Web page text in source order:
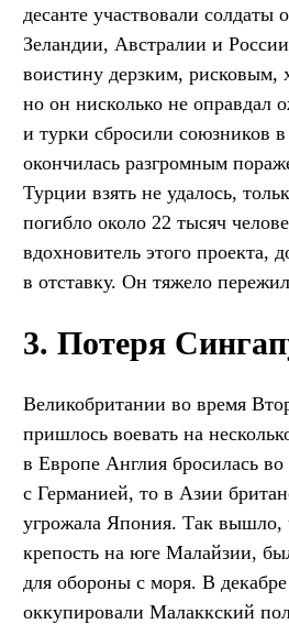
десанте участвовали
Зеландии, Австралии и
воистину дерзким, рисковым,
но он нисколько не
и турки сбросили союзников
окончилась разгромным
Турции взять не удалось,
погибло около 22 тысяч
вдохновитель этого проекта,
в отставку. Он тяжело
3. Потеря
Великобритании во время
пришлось воевать на
в Европе Англия бросилась
с Германией, то в Азии
угрожала Япония. Так вышло,
крепость на юге Малайзии,
для обороны с моря. В
оккупировали Малаккский